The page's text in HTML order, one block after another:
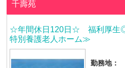
千壽苑
☆年間休日120日☆ 福利厚生
特別養護老人ホーム≫
勤務地：